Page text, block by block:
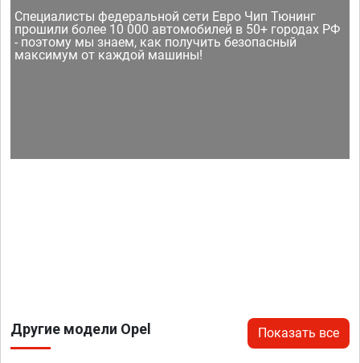
Специалисты федеральной сети Евро Чип Тюнинг
прошили более 10 000 автомобилей в 50+ городах РФ
- поэтому мы знаем, как получить безопасный
максимум от каждой машины!
Другие модели Opel Показать все